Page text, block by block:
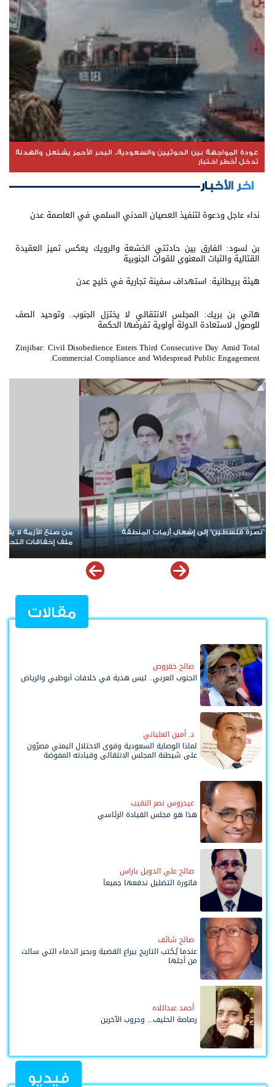
عودة المواجهة بين الحوثيين والسعودية.. البحر الأحمر يشتعل والهدنة
تدخل أخطر اختبار
اخر الأخبار
نداء عاجل ودعوة لتنفيذ العصيان المدني السلمي في العاصمة عدن
بن لسود: الفارق بين حادثتي الخشعة والرويك يعكس تميز العقيدة
القتالية والثبات المعنوي للقوات الجنوبية
هيئة بريطانية: استهداف سفينة تجارية في خليج عدن
هاني بن بريك: المجلس الانتقالي لا يختزل الجنوب.. وتوحيد الصف
للوصول لاستعادة الدولة أولوية تفرضها الحكمة
Zinjibar: Civil Disobedience Enters Third Consecutive Day Amid Total
Commercial Compliance and Widespread Public Engagement.
الأزمة لا يقود الحل؟.. تحالف جديد في باب المندب يعيد فتح
إخفاقات التحالف العربي في اليمن
عودة
تدخل
مقالات
صالح حقروص
الجنوب العربي.. ليس هدية في خلافات أبوظبي والرياض
د. أمين العلياني
لماذا الوصاية السعودية وقوى الاحتلال اليمني مصرّون
على شيطنة المجلس الانتقالي وقيادته المفوضة
عيدروس نصر النقيب
هذا هو مجلس القيادة الرئاسي
صالح علي الدويل باراس
فاتورة التضليل ندفعها جميعاً
صالح شائف
عندما يُكتب التاريخ بيراع القضية وبحبر الدماء التي سالت
من أجلها
أحمد عبداللاه
رصاصة الحليف... وحروب الآخرين
فيديو